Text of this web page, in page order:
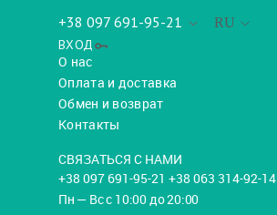
RU
+38 097 691-95-21
ВХОД
О нас
Оплата и доставка
Обмен и возврат
Контакты
СВЯЗАТЬСЯ С НАМИ
+38 097 691-95-21 +38 063 314-92-14
Пн — Вс с 10:00 до 20:00